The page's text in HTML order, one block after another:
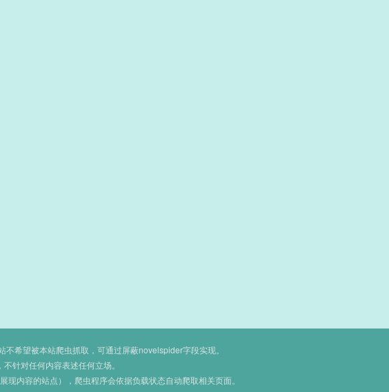
希望被本站爬虫抓取，可通过屏蔽novelspider字段实现。
针对任何内容表述任何立场。
内容的站点），爬虫程序会依据负载状态自动爬取相关页面。